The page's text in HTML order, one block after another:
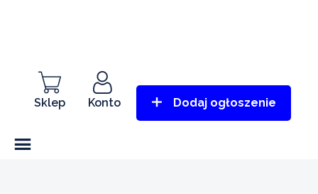
Sklep Konto Dodaj ogłoszenie